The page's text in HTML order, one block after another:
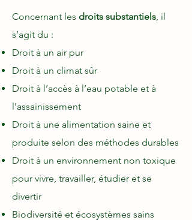
Concernant les droits substantiels, il
s’agit du :
Droit à un air pur
Droit à un climat sûr
Droit à l’accès à l’eau potable et à
l’assainissement
Droit à une alimentation saine et
produite selon des méthodes durables
Droit à un environnement non toxique
pour vivre, travailler, étudier et se
divertir
Biodiversité et écosystèmes sains